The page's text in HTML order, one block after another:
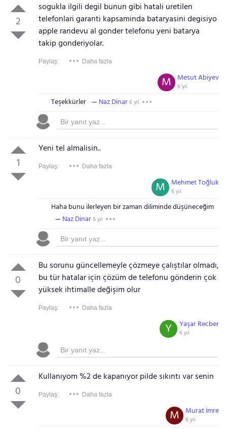
2
sogukla ilgili degil bunun gibi hatali uretilen
telefonlari garanti kapsaminda bataryasini degisiyo
apple randevu al gonder telefonu yeni batarya
takip gonderiyolar.
Paylaş: Daha fazla
Mesut Abiyev
6 yıl
M
Teşekkürler Naz Dinar6 yıl
1
Yeni tel almalisin..
Paylaş: Daha fazla
Mehmet Toğluk
6 yıl
M
Haha bunu ilerleyen bir zaman diliminde düşüneceğim
Naz Dinar6 yıl
0
Bu sorunu güncellemeyle çözmeye çalıştılar olmadı,
bu tür hatalar için çözüm de telefonu gönderin çok
yüksek ihtimalle değişim olur
Paylaş: Daha fazla
Yaşar Recber
6 yıl
Y
0
Kullanıyom %2 de kapanıyor pilde sıkıntı var senin
Paylaş: Daha fazla
Murat İmre
6 yıl
M